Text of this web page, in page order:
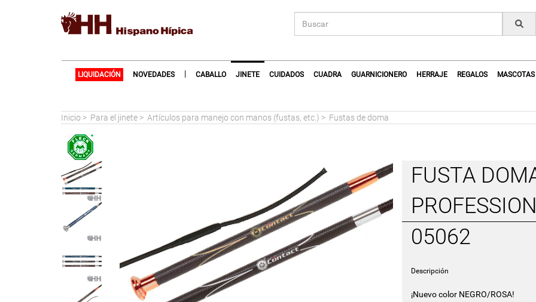
LIQUIDACIÓN NOVEDADES | CABALLO JINETE CUIDADOS CUADRA GUARNICIONERO HERRAJE REGALOS MASCOTAS
Inicio > Para el jinete > Artículos para manejo con manos (fustas, etc.) > Fustas de doma
FUSTA
05062
Descripción
¡Nuevo color NEGRO/ROSA!